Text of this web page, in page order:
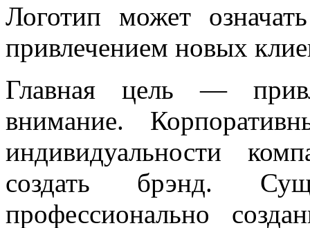
Логотип может
привлечением новых
Главная цель —
внимание.
индивидуальности
создать брэнд.
профессионально